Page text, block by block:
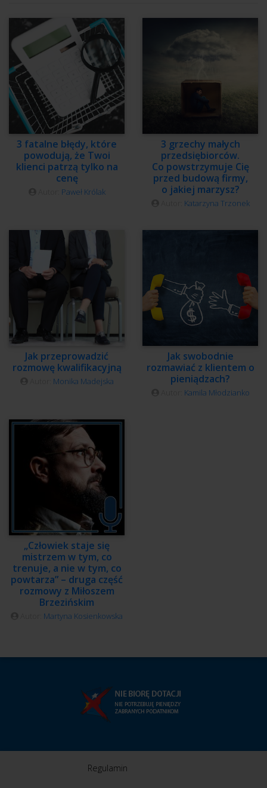
3 fatalne błędy, które
powodują, że Twoi
klienci patrzą tylko na
cenę
Paweł Królak
3 grzechy małych
przedsiębiorców.
Co powstrzymuje Cię
przed budową firmy,
o jakiej marzysz?
Katarzyna Trzonek
Jak przeprowadzić
rozmowę kwalifikacyjną
Monika Madejska
Jak swobodnie
rozmawiać z klientem o
pieniądzach?
Kamila Młodzianko
„Człowiek staje się
mistrzem w tym, co
trenuje, a nie w tym, co
powtarza” – druga część
rozmowy z Miłoszem
Brzezińskim
Martyna Kosienkowska
Regulamin